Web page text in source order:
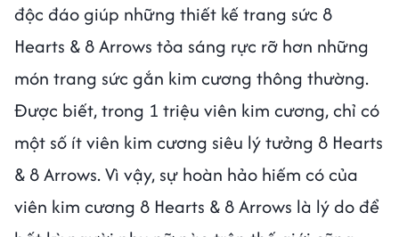
độc đáo giúp những thiết kế trang sức 8
Hearts & 8 Arrows tỏa sáng rực rỡ hơn những
món trang sức gắn kim cương thông thường.
Được biết, trong 1 triệu viên kim cương, chỉ có
một số ít viên kim cương siêu lý tưởng 8 Hearts
& 8 Arrows. Vì vậy, sự hoàn hảo hiếm có của
viên kim cương 8 Hearts & 8 Arrows là lý do để